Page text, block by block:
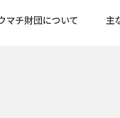
マチ財団について 主